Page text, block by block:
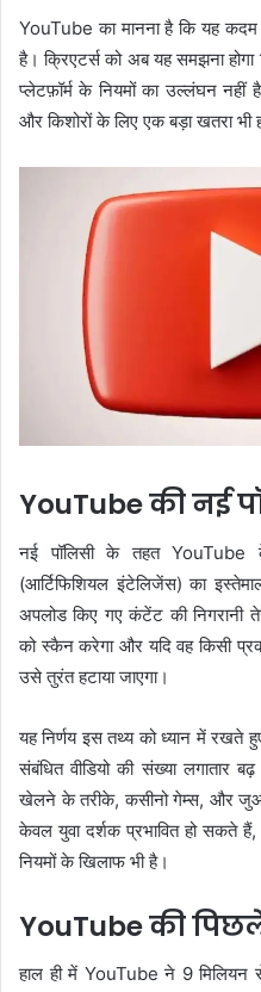
YouTube का मानना है कि यह कदम
है। क्रिएटर्स को अब यह समझना
प्लेटफ़ॉर्म के नियमों का उल्लंघन नहीं
और किशोरों के लिए एक बड़ा खतरा भी
YouTube की नई
नई पॉलिसी के तहत YouTube
(आर्टिफिशियल इंटेलिजेंस) का
अपलोड किए गए कंटेंट की निगरानी
को स्कैन करेगा और यदि वह किसी
उसे तुरंत हटाया जाएगा।
यह निर्णय इस तथ्य को ध्यान में
संबंधित वीडियो की संख्या लगातार
खेलने के तरीके, कसीनो गेम्स, और जुआ
केवल युवा दर्शक प्रभावित हो सकते हैं,
नियमों के खिलाफ भी है।
YouTube की
हाल ही में YouTube ने 9 मिलियन